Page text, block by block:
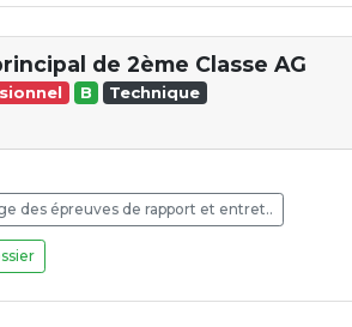
de 2ème Classe AG
B Technique
des épreuves de rapport et entret..